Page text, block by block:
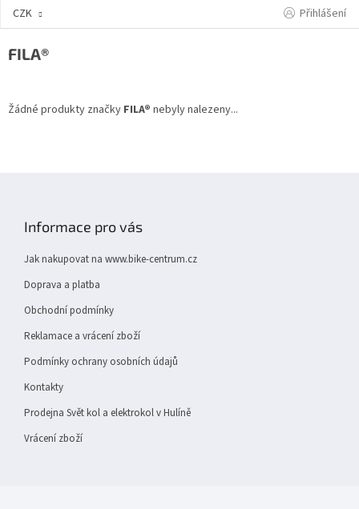
Přejít
CZK Přihlášení
FILA®
Žádné produkty značky FILA® nebyly nalezeny...
Informace pro vás
Jak nakupovat na www.bike-centrum.cz
Doprava a platba
Obchodní podmínky
Reklamace a vrácení zboží
Podmínky ochrany osobních údajů
Kontakty
Prodejna Svět kol a elektrokol v Hulíně
Vrácení zboží